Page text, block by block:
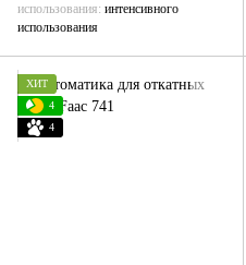
использования интенсивного
использования
ХИТ
4
4